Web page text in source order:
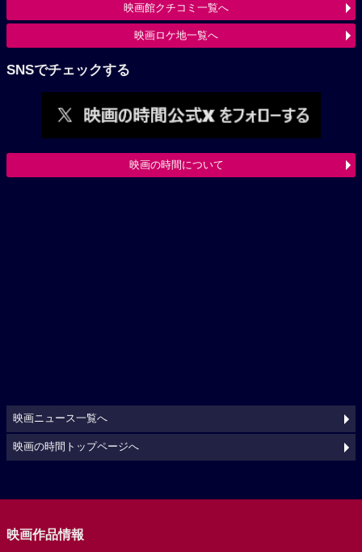
映画館クチコミ一覧へ
映画ロケ地一覧へ
SNSでチェックする
映画の時間について
映画ニュース一覧へ
映画の時間トップページへ
映画作品情報